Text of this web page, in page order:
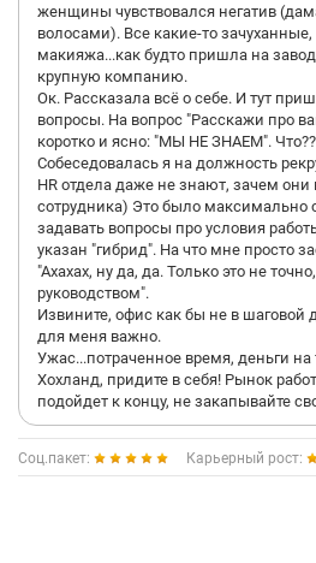
женщины чувствовался негатив
волосами). Все какие-то
макияжа...как будто пришла на
крупную компанию.
Ок. Рассказала всё о себе. И тут
вопросы. На вопрос "Расскажи про
коротко и ясно: "МЫ НЕ ЗНАЕМ".
Собеседовалась я на должность
HR отдела даже не знают, зачем
сотрудника) Это было максимально
задавать вопросы про условия
указан "гибрид". На что мне просто
"Ахахах, ну да, да. Только это не
руководством".
Извините, офис как бы не в шаговой
для меня важно.
Ужас...потраченное время, деньги
Хохланд, придите в себя! Рынок
подойдет к концу, не закапывайте
Соц.пакет: Карьерный рост: